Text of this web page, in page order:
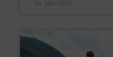
26. März 2026